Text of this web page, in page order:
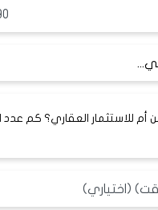
وجانبها
الصعوبات أمام التنقل
الجانب الأسيوي من
في خطالمتروبوس،
أهمها ، ساحة
.